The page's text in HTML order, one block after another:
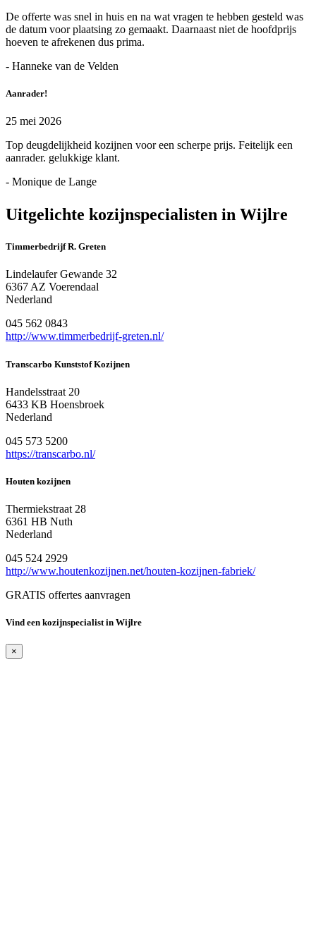
De offerte was snel in huis en na wat vragen te hebben gesteld was
de datum voor plaatsing zo gemaakt. Daarnaast niet de hoofdprijs
hoeven te afrekenen dus prima.
- Hanneke van de Velden
Aanrader!
25 mei 2026
Top deugdelijkheid kozijnen voor een scherpe prijs. Feitelijk een
aanrader. gelukkige klant.
- Monique de Lange
Uitgelichte kozijnspecialisten in Wijlre
Timmerbedrijf R. Greten
Lindelaufer Gewande 32
6367 AZ Voerendaal
Nederland
045 562 0843
http://www.timmerbedrijf-greten.nl/
Transcarbo Kunststof Kozijnen
Handelsstraat 20
6433 KB Hoensbroek
Nederland
045 573 5200
https://transcarbo.nl/
Houten kozijnen
Thermiekstraat 28
6361 HB Nuth
Nederland
045 524 2929
http://www.houtenkozijnen.net/houten-kozijnen-fabriek/
GRATIS offertes aanvragen
Vind een kozijnspecialist in Wijlre
×